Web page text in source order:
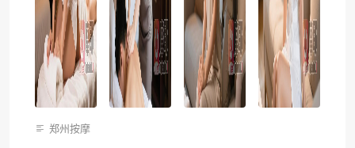
郑州按摩